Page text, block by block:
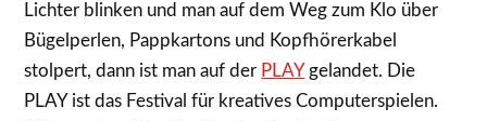
Lichter blinken und man auf dem Weg zum Klo über
Bügelperlen, Pappkartons und Kopfhörerkabel
stolpert, dann ist man auf der PLAY gelandet. Die
PLAY ist das Festival für kreatives Computerspielen.